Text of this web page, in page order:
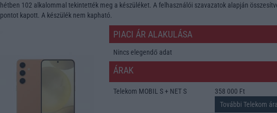
hétben 102 alkalommal tekintették meg a készüléket. A felhasználói szavazatok alapján
pontot kapott. A készülék nem kapható.
PIACI ÁR ALAKULÁSA
Nincs elegendő adat
ÁRAK
Telekom MOBIL S + NET S 358 000 Ft